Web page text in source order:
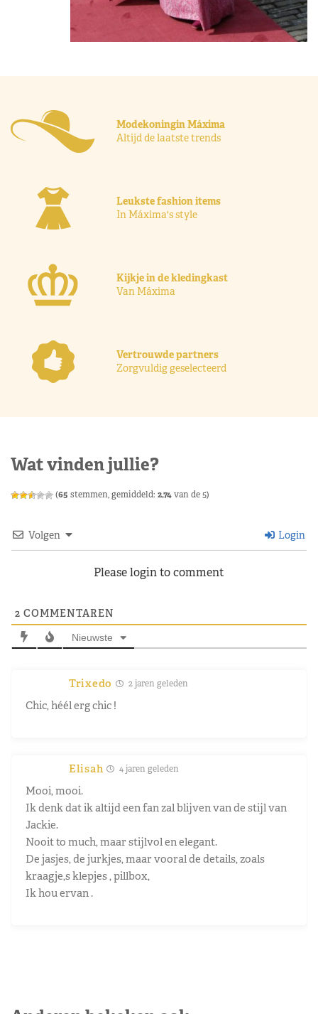
Modekoningin Máxima
Altijd de laatste trends
Leukste fashion items
In Máxima's style
Kijkje in de kledingkast
Van Máxima
Vertrouwde partners
Zorgvuldig geselecteerd
Wat vinden jullie?
(65 stemmen, gemiddeld: 2,74van de 5)
Volgen Login
Please login to comment
2 COMMENTAREN
Nieuwste
Trixedo 2 jaren geleden
Chic, héél erg chic !
Elisah 4 jaren geleden
Mooi, mooi.
Ik denk dat ik altijd een fan zal blijven van de stijl van
Jackie.
Nooit to much, maar stijlvol en elegant.
De jasjes, de jurkjes, maar vooral de details, zoals
kraagje,s klepjes , pillbox,
Ik hou ervan .